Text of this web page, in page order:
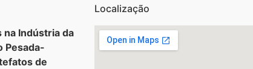
na Indústria da
Pesada-
de
Localização